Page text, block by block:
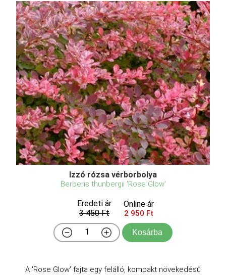
Izzó rózsa vérborbolya
Berberis thunbergii 'Rose Glow'
Eredeti ár
3 450 Ft
Online ár
2 950 Ft
Kosárba
A 'Rose Glow' fajta egy felálló, kompakt növekedésű